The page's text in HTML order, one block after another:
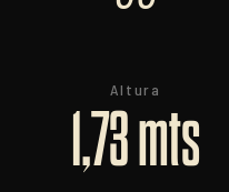
Altura
1,73 mts